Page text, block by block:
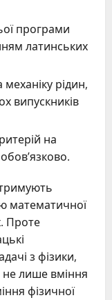
програми
латинських
рідин,
випускників
на
математичної
Проте
з фізики,
лише вміння
фізичної